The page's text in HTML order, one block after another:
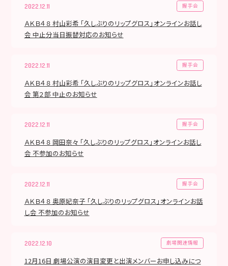
2022.12.11 握手会
ＡＫＢ４８ 村山彩希 「久しぶりのリップグロス」オンラインお話し
会 中止分当日振替対応のお知らせ
2022.12.11 握手会
ＡＫＢ４８ 村山彩希 「久しぶりのリップグロス」オンラインお話し
会 第２部 中止のお知らせ
2022.12.11 握手会
ＡＫＢ４８ 岡田奈々 「久しぶりのリップグロス」オンラインお話し
会 不参加のお知らせ
2022.12.11 握手会
ＡＫＢ４８ 奥原妃奈子 「久しぶりのリップグロス」オンラインお話
し会 不参加のお知らせ
2022.12.10 劇場関連情報
12月16日 劇場公演の演目変更と出演メンバーお申し込みにつ